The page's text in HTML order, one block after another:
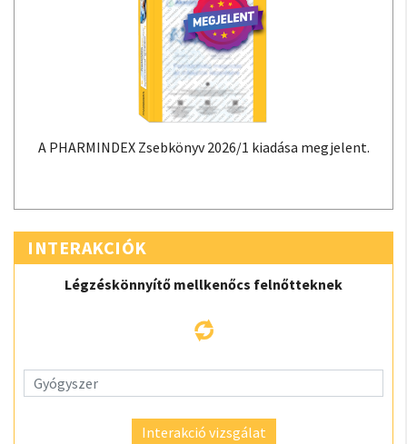
A PHARMINDEX Zsebkönyv 2026/1 kiadása megjelent.
INTERAKCIÓK
Légzéskönnyítő mellkenőcs felnőtteknek
Interakció vizsgálat